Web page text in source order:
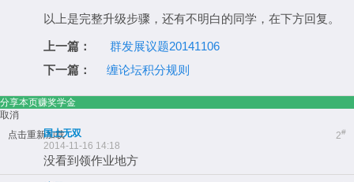
以上是完整升级步骤，还有不明白的同学，在下方回复。
上一篇：
群发展议题20141106
下一篇：
缠论坛积分规则
分享本页赚奖学金
取消
点击重新加载
2#
国士无双
2014-11-16 14:18
没看到领作业地方